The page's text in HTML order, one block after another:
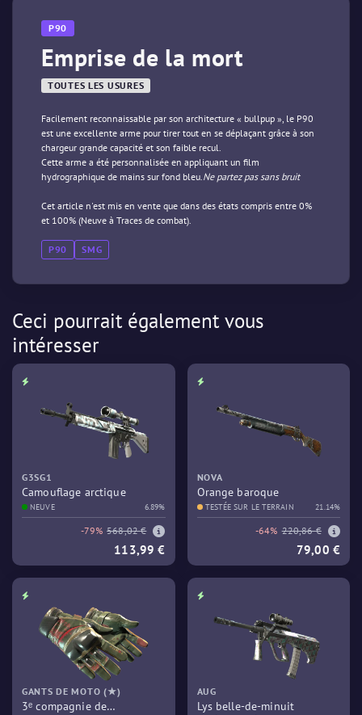
P90
Emprise de la mort
TOUTES LES USURES
Facilement reconnaissable par son architecture « bullpup », le P90
est une excellente arme pour tirer tout en se déplaçant grâce à son
chargeur grande capacité et son faible recul.
Cette arme a été personnalisée en appliquant un film
hydrographique de mains sur fond bleu.Ne partez pas sans bruit
Cet article n'est mis en vente que dans des états compris entre 0%
et 100% (Neuve à Traces de combat).
P90 SMG
Ceci pourrait également vous
intéresser
G3SG1
Camouflage arctique
NEUVE 6.89%
-79% 568,02 €
113,99 €
NOVA
Orange baroque
TESTÉE SUR LE TERRAIN 21.14%
-64% 220,86 €
79,00 €
GANTS DE MOTO (★)
3ᵉ compagnie de
AUG
Lys belle-de-minuit